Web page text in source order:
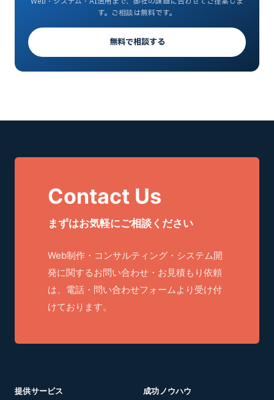
す。ご相談は無料です。
無料で相談する
Contact Us
まずはお気軽にご相談ください
Web制作・コンサルティング・システム開
発に関するお問い合わせ・お見積もり依頼
は、電話・問い合わせフォームより受け付
けております。
提供サービス 成功ノウハウ